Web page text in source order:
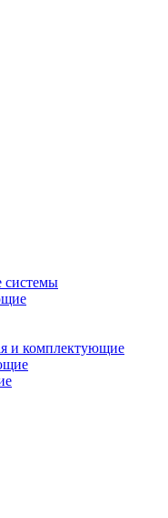
и комплектующие